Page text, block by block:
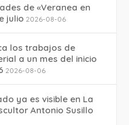
de «Veranea en
julio 2026-08-06
los trabajos de
a un mes del inicio
2026-08-06
ya es visible en La
Antonio Susillo